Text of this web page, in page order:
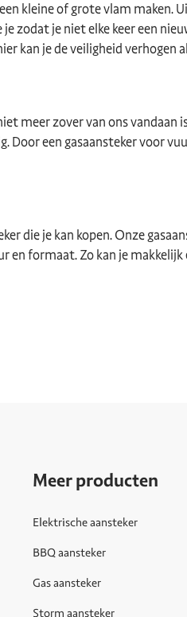
kleine of grote vlam maken.
zodat je niet elke keer een
kan je de veiligheid verhogen
meer zover van ons
een gasaansteker voor
die je kan kopen. Onze
en formaat. Zo kan je
Meer producten
Elektrische aansteker
BBQ aansteker
Gas aansteker
Storm aansteker